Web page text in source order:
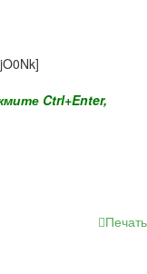
Ctrl+Enter,
Печать